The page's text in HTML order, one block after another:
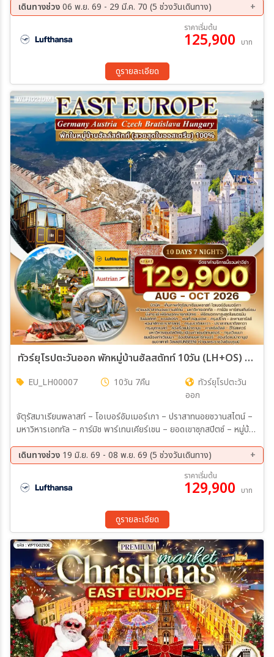
คลุมลอฟ - เข้าชมปราสาทปร๊าก - สะพานชาร์ลส์ - ปราสาทบราติสลาวา -
ช้อปปิ้ง Outlet Parndorf - ชมกรุงบราติสลาวา - กรุงบูดาเปสต์ - ล่อง
เรือแม่น้ำดานูบ - คาสเซิ่ลฮิลล์ - ป้อมฟิชเชอร์แมนบาสเตียน - มหาวิหาร
เซนต์สตีเฟ่น - กรุงเวียนนา - ช้อปปิ้งถนนคาร์ทเนอร์ - พระราชวังเบลวี
เดินทางช่วง06 พ.ย. 69 - 29 มี.ค. 70 (5 ช่วงวันเดินทาง)
04 ธ.ค. 69 - 13 ธ.ค. 69
22 ม.ค. 70 - 31 ม.ค. 70
12 ก.พ. 70 - 21 ก.พ. 70
ราคาเริ่มต้น
125,900 บาท
ดูรายละเอียด
ทัวร์ยุโรปตะวันออก พักหมู่บ้านฮัลสตัทท์ 10วัน (LH+OS) Aug - Oct 26
EU_LH00007 10วัน 7คืน
ทัวร์ยุโรปตะวัน
ออก
จัตุรัสมาเรียนพลาสท์ – โอเบอร์อัมเมอร์เกา – ปราสาทนอยชวานสไตน์ –
มหาวิหารเอททัล – การ์มิช พาร์เทนเคียร์เชน – ยอดเขาซุกสปิตซ์ – หมู่บ้าน
โมสาร์ท – แม่น้ำซาลซาค – เมืองเชสกี้ คลุมลอฟ – ปราสาทครุมลอฟ -
กรุงปร๊าก – ปราสาทปร๊าก – มหาวิหารเซนต์วิตัส – สะพานชาร์ลส์ – หอ
นาฬิกาดาราศาสตร์ – จัตุรัสเมืองเก่า – กรุงบราติสลาวา – ปราสาทบราติ
สลาวา – Outlet Parndorf – บูดาเปสต์ – ล่องเรือแม่น้ำดานูบ – ป้อม
สตีเฟน – หมู่บ้านเซนต์เทนเดอร์ – เวียนนา เมนูพิเศษ !! ขาหมูเยอรมันอบ
กรอบ พร้อมเครื่องดื่ม(เบียร์หรือซอฟท์ ดริ๊งค์) - Mixed Grill - เป็ดโบฮี
เมียน สไตล์ท้องถิ่นชาวเชค - ฮังกาเรียน กูลาซ พร้อม เมนูพื้นเมืองรสเลิศ
- ฮังกาเรียน กูลาซ - ซี่โครงหมูอบ สไตล์เวียนนา
เดินทางช่วง 19 มิ.ย. 69 - 08 พ.ย. 69 (5 ช่วงวันเดินทาง)
12 ก.ย. 69 - 21 ก.ย. 69
09 ต.ค. 69 - 18 ต.ค. 69
22 ต.ค. 69 - 31 ต.ค. 69
ราคาเริ่มต้น
129,900 บาท
ดูรายละเอียด